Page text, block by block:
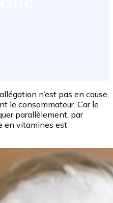
n’est pas en cause,
le consommateur. Car le
parallèlement, par
en vitamines est